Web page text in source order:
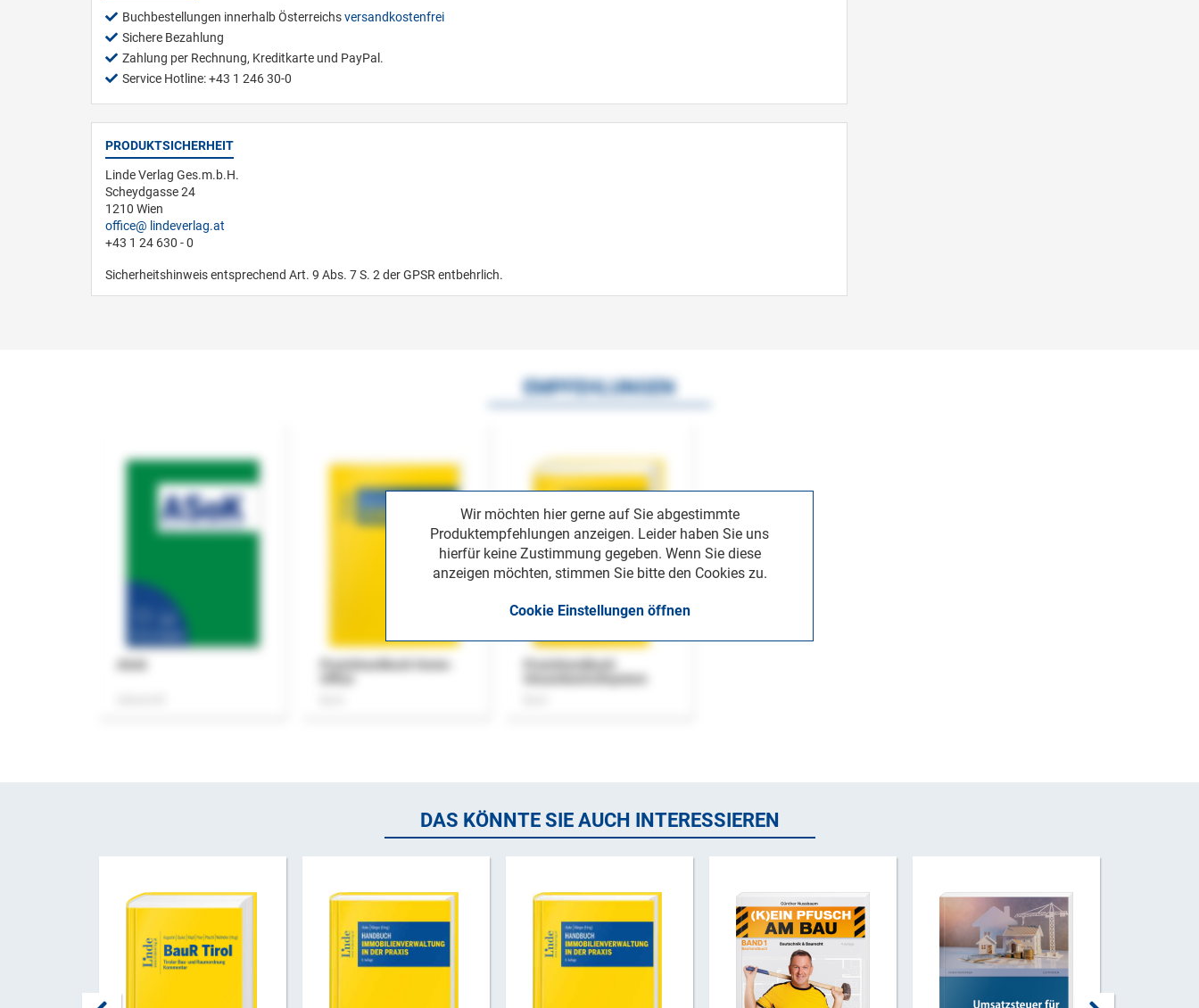
Buchbestellungen innerhalb Österreichsversandkostenfrei
Sichere Bezahlung
Zahlung per Rechnung, Kreditkarte und PayPal.
Service Hotline: +43 1 246 30-0
PRODUKTSICHERHEIT
Linde Verlag Ges.m.b.H.
Scheydgasse 24
1210 Wien
office
lindeverlag.at
+43 1 24 630 - 0
Sicherheitshinweis entsprechend Art. 9 Abs. 7 S. 2 der GPSR entbehrlich.
Wir möchten hier gerne auf Sie abgestimmte
Produktempfehlungen anzeigen. Leider haben Sie uns
hierfür keine Zustimmung gegeben. Wenn Sie diese
anzeigen möchten, stimmen Sie bitte den Cookies zu.
Cookie Einstellungen öffnen
EMPFEHLUNGEN
Praxishandbuch Home-
Praxishandbuch
DAS KÖNNTE SIE AUCH INTERESSIEREN